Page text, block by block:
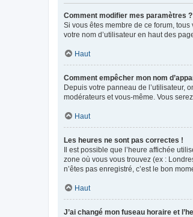
Comment modifier mes paramètres ?
Si vous êtes membre de ce forum,
votre nom d’utilisateur en haut des
Haut
Comment empêcher mon nom
Depuis votre panneau de l’utilisateur,
modérateurs et vous-même. Vous
Haut
Les heures ne sont pas correctes !
Il est possible que l’heure affichée
zone où vous vous trouvez (ex :
n’êtes pas enregistré, c’est le bon
Haut
J’ai changé mon fuseau horaire et